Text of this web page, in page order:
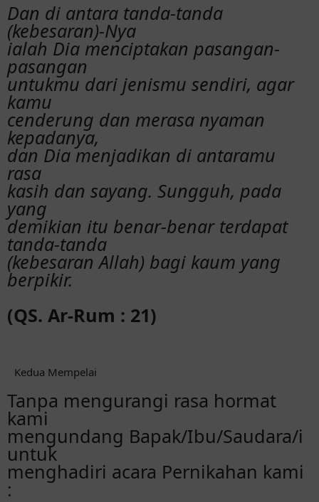
Dan di antara tanda-tanda
(kebesaran)-Nya
ialah Dia menciptakan pasangan-
pasangan
untukmu dari jenismu sendiri, agar
kamu
cenderung dan merasa nyaman
kepadanya,
dan Dia menjadikan di antaramu
rasa
kasih dan sayang. Sungguh, pada
yang
demikian itu benar-benar terdapat
tanda-tanda
(kebesaran Allah) bagi kaum yang
berpikir.
(QS. Ar-Rum : 21)
Kedua Mempelai
Tanpa mengurangi rasa hormat
kami
mengundang Bapak/Ibu/Saudara/i
untuk
menghadiri acara Pernikahan kami
: